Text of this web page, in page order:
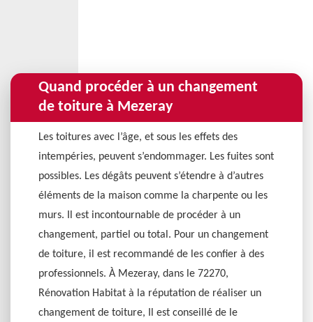
Quand procéder à un changement
de toiture à Mezeray
Les toitures avec l’âge, et sous les effets des
intempéries, peuvent s’endommager. Les fuites sont
possibles. Les dégâts peuvent s’étendre à d’autres
éléments de la maison comme la charpente ou les
murs. Il est incontournable de procéder à un
changement, partiel ou total. Pour un changement
de toiture, il est recommandé de les confier à des
professionnels. À Mezeray, dans le 72270,
Rénovation Habitat à la réputation de réaliser un
changement de toiture, Il est conseillé de le